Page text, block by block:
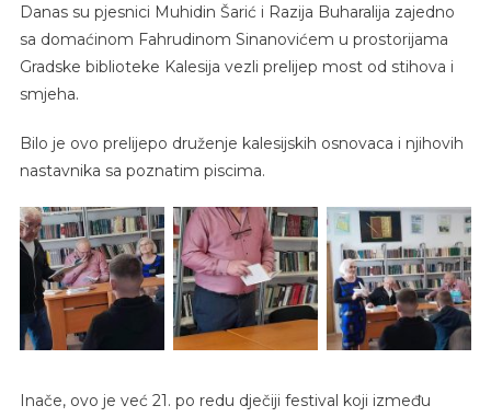
Danas su pjesnici Muhidin Šarić i Razija Buharalija zajedno
sa domaćinom Fahrudinom Sinanovićem u prostorijama
Gradske biblioteke Kalesija vezli prelijep most od stihova i
smjeha.
Bilo je ovo prelijepo druženje kalesijskih osnovaca i njihovih
nastavnika sa poznatim piscima.
Inače, ovo je već 21. po redu dječiji festival koji između